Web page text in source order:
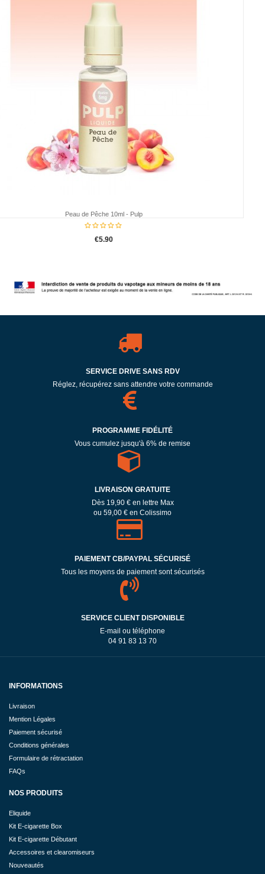
POP AVP AIO 2ml par 2 - Aspire
€11.95
SERVICE DRIVE SANS RDV
Réglez, récupérez sans attendre votre commande
PROGRAMME FIDÉLITÉ
Vous cumulez jusqu'à 6% de remise
LIVRAISON GRATUITE
Dès 19,90 € en lettre Max
ou 59,00 € en Colissimo
PAIEMENT CB/PAYPAL SÉCURISÉ
Tous les moyens de paiement sont sécurisés
SERVICE CLIENT DISPONIBLE
E-mail ou téléphone
04 91 83 13 70
INFORMATIONS
Livraison
Mention Légales
Paiement sécurisé
Conditions générales
Formulaire de rétractation
FAQs
NOS PRODUITS
Eliquide
Kit E-cigarette Box
Kit E-cigarette Débutant
Accessoires et clearomiseurs
Nouveautés